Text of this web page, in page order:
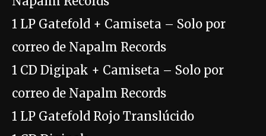
1 LP Gatefold + Camiseta – Solo por
correo de Napalm Records
1 CD Digipak + Camiseta – Solo por
correo de Napalm Records
1 LP Gatefold Rojo Translúcido